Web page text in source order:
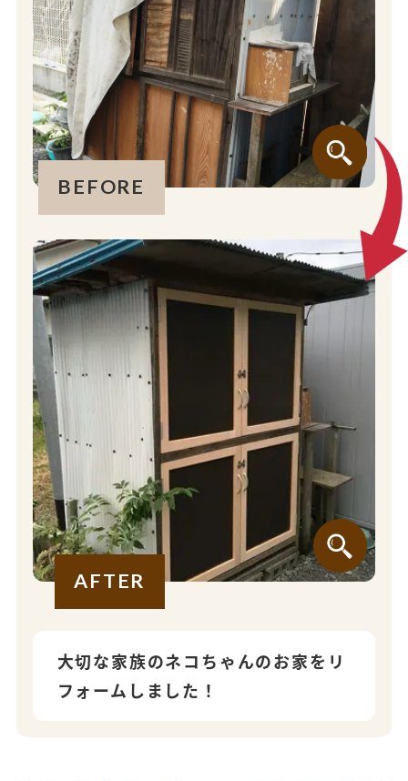
BEFORE
AFTER
大切な家族のネコちゃんのお家をリ
フォームしました！